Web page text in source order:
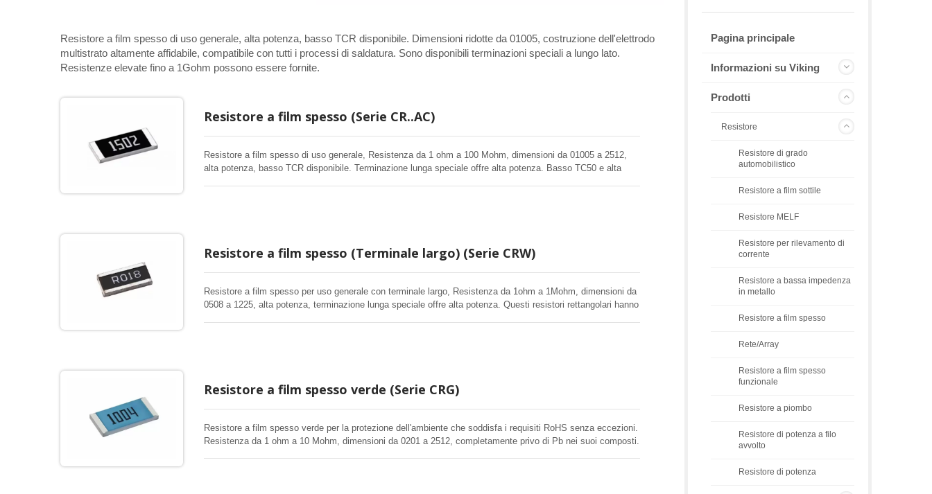
Resistore a film spesso di uso generale, alta potenza, basso TCR disponibile. Dimensioni ridotte da 01005, costruzione dell'elettrodo
multistrato altamente affidabile, compatibile con tutti i processi di saldatura. Sono disponibili terminazioni speciali a lungo lato.
Resistenze elevate fino a 1Gohm possono essere fornite.
Resistore a film spesso (Serie CR..AC)
Resistore a film spesso di uso generale, Resistenza da 1 ohm a 100 Mohm, dimensioni da 01005 a 2512,
alta potenza, basso TCR disponibile. Terminazione lunga speciale offre alta potenza. Basso TC50 e alta
Resistore a film spesso (Terminale largo) (Serie CRW)
Resistore a film spesso per uso generale con terminale largo, Resistenza da 1ohm a 1Mohm, dimensioni da
0508 a 1225, alta potenza, terminazione lunga speciale offre alta potenza. Questi resistori rettangolari hanno
Resistore a film spesso verde (Serie CRG)
Resistore a film spesso verde per la protezione dell'ambiente che soddisfa i requisiti RoHS senza eccezioni.
Resistenza da 1 ohm a 10 Mohm, dimensioni da 0201 a 2512, completamente privo di Pb nei suoi composti.
Pagina principale
Informazioni su Viking
Prodotti
Resistore
Resistore di grado
automobilistico
Resistore a film sottile
Resistore MELF
Resistore per rilevamento di
corrente
Resistore a bassa impedenza
in metallo
Resistore a film spesso
Rete/Array
Resistore a film spesso
funzionale
Resistore a piombo
Resistore di potenza a filo
avvolto
Resistore di potenza